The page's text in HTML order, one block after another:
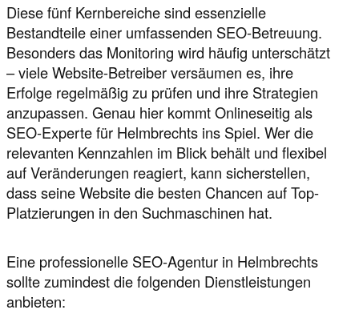
Diese fünf Kernbereiche sind essenzielle
Bestandteile einer umfassenden SEO-Betreuung.
Besonders das Monitoring wird häufig unterschätzt
– viele Website-Betreiber versäumen es, ihre
Erfolge regelmäßig zu prüfen und ihre Strategien
anzupassen. Genau hier kommt Onlineseitig als
SEO-Experte für Helmbrechts ins Spiel. Wer die
relevanten Kennzahlen im Blick behält und flexibel
auf Veränderungen reagiert, kann sicherstellen,
dass seine Website die besten Chancen auf Top-
Platzierungen in den Suchmaschinen hat.
Eine professionelle SEO-Agentur in Helmbrechts
sollte zumindest die folgenden Dienstleistungen
anbieten: